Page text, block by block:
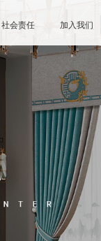
社会责任 加入我们